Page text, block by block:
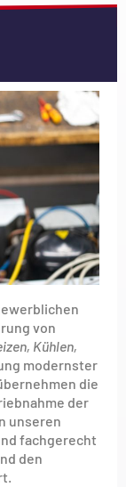
von
Kühlen,
modernster
die
der
unseren
fachgerecht
den